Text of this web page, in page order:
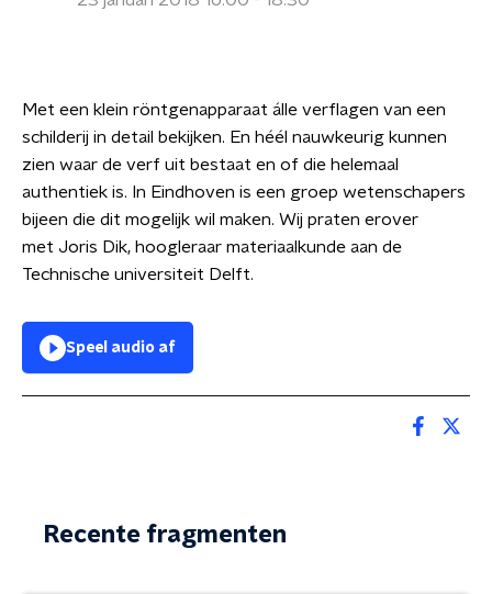
Met een klein röntgenapparaat álle verflagen van een
schilderij in detail bekijken. En héél nauwkeurig kunnen
zien waar de verf uit bestaat en of die helemaal
authentiek is. In Eindhoven is een groep wetenschapers
bijeen die dit mogelijk wil maken. Wij praten erover
met Joris Dik, hoogleraar materiaalkunde aan de
Technische universiteit Delft.
Speel audio af
Recente fragmenten